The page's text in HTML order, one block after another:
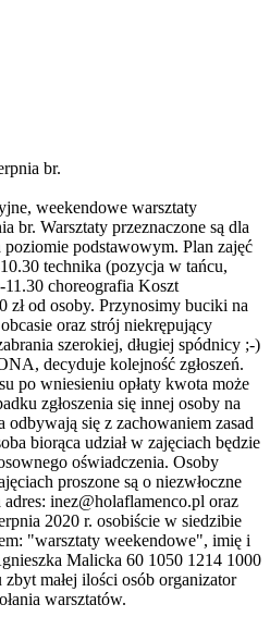
br.
weekendowe warsztaty
br. Warsztaty przeznaczone są dla
podstawowym. Plan zajęć
technika (pozycja w tańcu,
choreografia Koszt
od osoby. Przynosimy buciki na
oraz strój niekrępujący
szerokiej, długiej spódnicy ;-)
decyduje kolejność zgłoszeń.
po wniesieniu opłaty kwota może
zgłoszenia się innej osoby na
odbywają się z zachowaniem zasad
biorąca udział w zajęciach będzie
oświadczenia. Osoby
proszone są o niezwłoczne
inez@holaflamenco.pl oraz
2020 r. osobiście w siedzibie
"warsztaty weekendowe", imię i
Malicka 60 1050 1214 1000
małej ilości osób organizator
warsztatów.